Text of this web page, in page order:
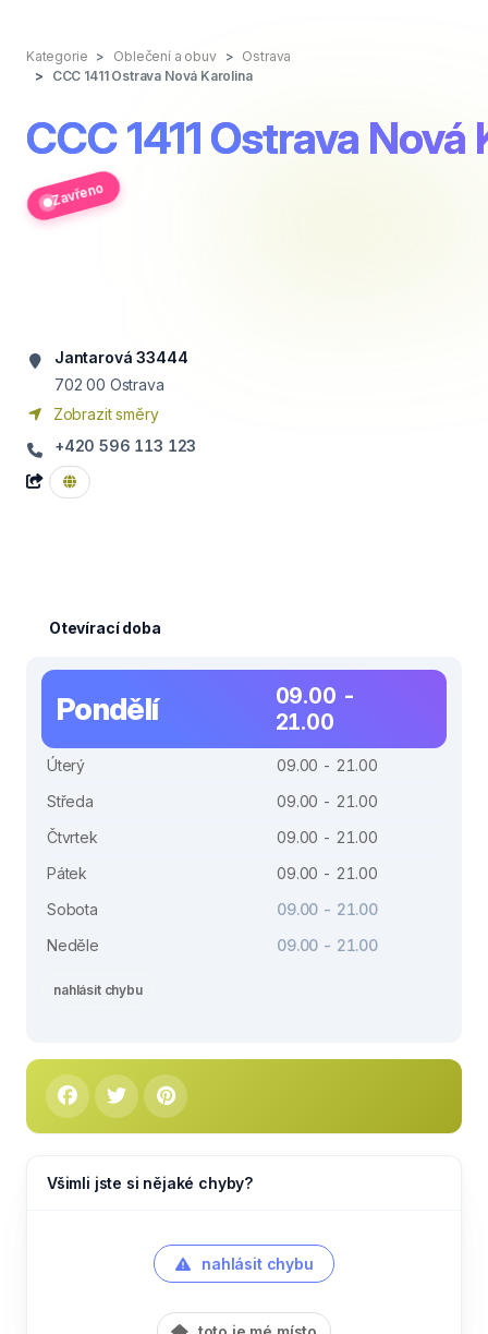
Kategorie Oblečení a obuv
Ostrava
CCC 1411 Ostrava Nová Karolina
CCC 1411 Ostrava Nová
Zavřeno
Jantarová 33444
702 00 Ostrava
Zobrazit směry
+420 596 113 123
Otevírací doba
Pondělí
09.00 -
21.00
Úterý
09.00 - 21.00
Středa
09.00 - 21.00
Čtvrtek
09.00 - 21.00
Pátek
09.00 - 21.00
Sobota
09.00 - 21.00
Neděle
09.00 - 21.00
nahlásit chybu
Všimli jste si nějaké chyby?
nahlásit chybu